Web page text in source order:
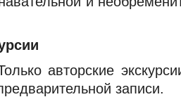
авторские
записи.